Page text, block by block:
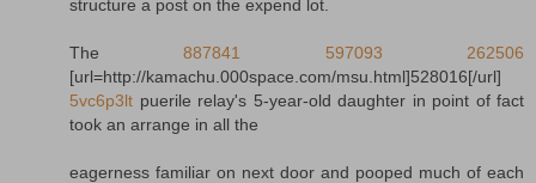
structure a post on the expend lot.
The887841 597093
262506
[url=http://kamachu.000space.com/msu.html]528016[/url]
5vc6p3lt puerile relay's 5-year-old daughter in point of fact
took an arrange in all the
eagerness familiar on next door and pooped much of each